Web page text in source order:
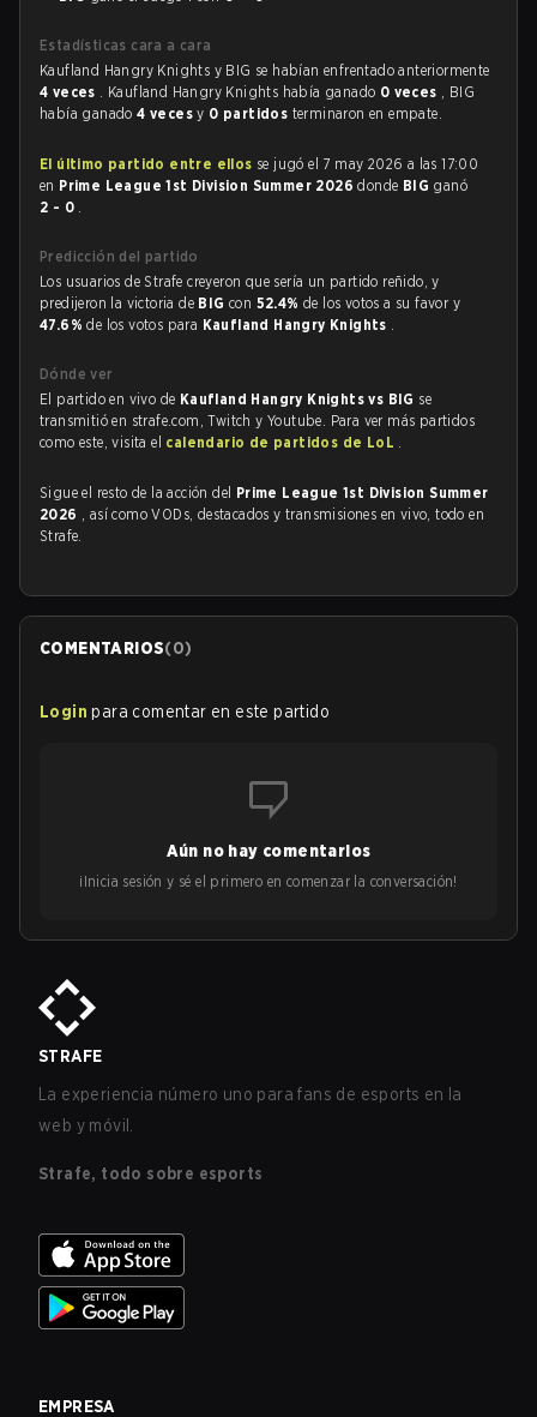
Estadísticas cara a cara
Kaufland Hangry Knights y BIG se habían enfrentado anteriormente
4 veces . Kaufland Hangry Knights había ganado 0 veces , BIG
había ganado4 vecesy 0 partidos terminaron en empate.
El último partido entre ellos se jugó el 7 may 2026 a las 17:00
en Prime League 1st Division Summer 2026donde BIG ganó
2 - 0 .
Predicción del partido
Los usuarios de Strafe creyeron que sería un partido reñido, y
predijeron la victoria de BIGcon 52.4%de los votos a su favor y
47.6%de los votos para Kaufland Hangry Knights .
Dónde ver
El partido en vivo de Kaufland Hangry Knights vs BIG se
transmitió en strafe.com, Twitch y Youtube. Para ver más partidos
como este, visita el calendario de partidos de LoL .
Sigue el resto de la acción del Prime League 1st Division Summer
2026 , así como VODs, destacados y transmisiones en vivo, todo en
Strafe.
COMENTARIOS(0)
Login para comentar en este partido
Aún no hay comentarios
¡Inicia sesión y sé el primero en comenzar la conversación!
STRAFE
La experiencia número uno para fans de esports en la
web y móvil.
Strafe, todo sobre esports
EMPRESA